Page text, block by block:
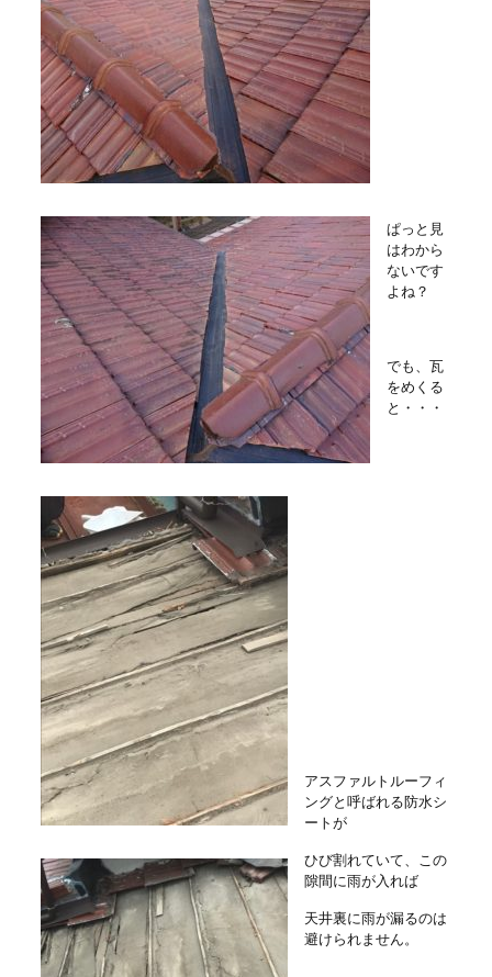
ぱっと見
はわから
ないです
よね？
でも、瓦
をめくる
と・・・
アスファルトルーフィ
ングと呼ばれる防水シ
ートが
ひび割れていて、この
隙間に雨が入れば
天井裏に雨が漏るのは
避けられません。